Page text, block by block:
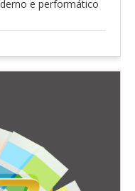
e performático